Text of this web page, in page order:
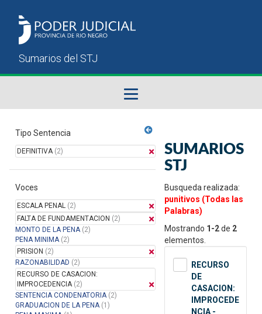
Sumarios del STJ
Manual del Usuario
Tipo Sentencia
DEFINITIVA(2)
Voces
ESCALA PENAL (2)
FALTA DE FUNDAMENTACION (2)
MONTO DE LA PENA(2)
PENA MINIMA(2)
PRISION (2)
RAZONABILIDAD (2)
RECURSO DE CASACION:
IMPROCEDENCIA(2)
SENTENCIA CONDENATORIA(2)
GRADUACION DE LA PENA(1)
SUMARIOS
STJ
Busqueda realizada:
punitivos (Todas las
Palabras)
Mostrando 1-2de 2
elementos.
RECURSO
DE
CASACION:
IMPROCEDE
NCIA -